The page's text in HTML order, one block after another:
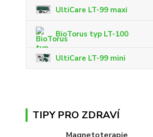
UltiCare LT-99 maxi
BioTorus typ LT-100
UltiCare LT-99 mini
TIPY PRO ZDRAVÍ
Magnetoterapie